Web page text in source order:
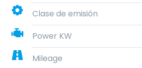
Clase de emisión
Power KW
Mileage